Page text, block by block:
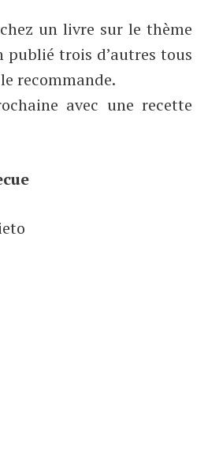
un livre sur le thème
publié trois d’autres tous
recommande.
avec une recette